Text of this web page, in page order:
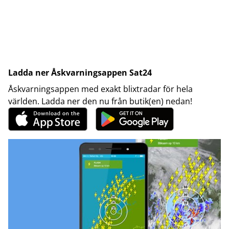
Ladda ner Åskvarningsappen Sat24
Åskvarningsappen med exakt blixtradar för hela
världen. Ladda ner den nu från butik(en) nedan!